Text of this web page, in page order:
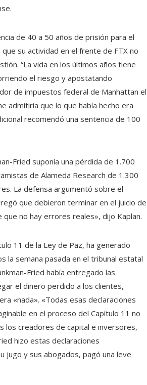
de 40 a 50 años de prisión para el
su actividad en el frente de FTX no
“La vida en los últimos años tiene
el riesgo y apostatando
de impuestos federal de Manhattan el
admitiría que lo que había hecho era
recomendó una sentencia de 100
Fried suponía una pérdida de 1.700
de Alameda Research de 1.300
La defensa argumentó sobre el
que debieron terminar en el juicio de
no hay errores reales», dijo Kaplan.
11 de la Ley de Paz, ha generado
la semana pasada en el tribunal estatal
Fried había entregado las
el dinero perdido a los clientes,
«nada». «Todas esas declaraciones
en el proceso del Capítulo 11 no
los creadores de capital e inversores,
hizo estas declaraciones
jugo y sus abogados, pagó una leve